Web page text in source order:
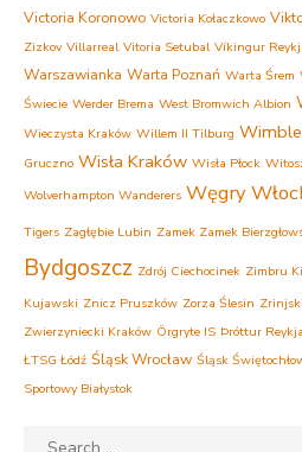
Victoria Koronowo Victoria Kołaczkowo
Zizkov Villarreal Vitoria Setubal Víkingur
Warszawianka Warta Poznań Warta Śrem
Świecie Werder Brema West Bromwich Albion
Wieczysta Kraków Willem II Tilburg
Gruczno Wisła Kraków Wisła Płock
Wolverhampton Wanderers Węgry
Tigers Zagłębie Lubin Zamek Zamek
Bydgoszcz Zdrój Ciechocinek Zimbru
Kujawski Znicz Pruszków Zorza Ślesin
Zwierzyniecki Kraków Örgryte IS Þróttur
ŁTSG Łódź Śląsk Wrocław Śląsk
Sportowy Białystok
Search